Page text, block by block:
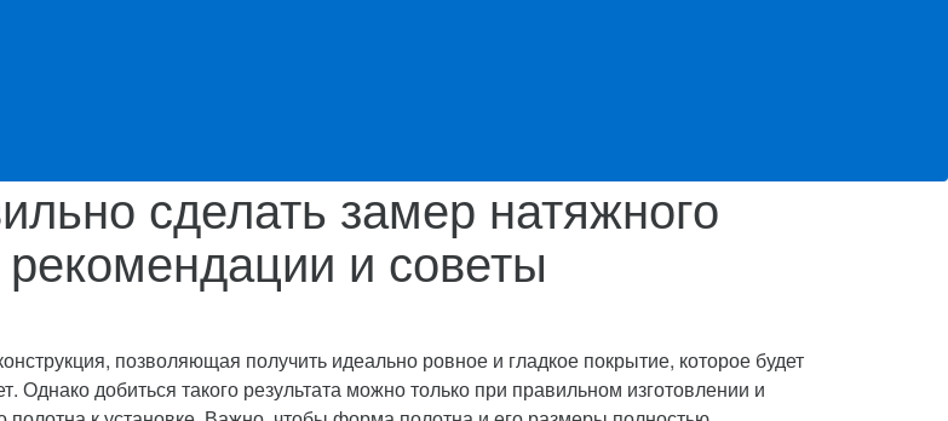
сделать замер натяжного
рекомендации и советы
позволяющая получить идеально ровное и гладкое покрытие, которое будет
Однако добиться такого результата можно только при правильном изготовлении и